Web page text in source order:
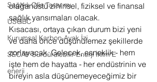
Sağlıklı Ofis Tasarımı
USGBC
Kurumsal Karbon Ayak İzi
SECAP Sürdürülebilir Enerji İklim E
enerji
olağanüstü zihinsel, fiziksel ve finansal
sağlık yansımaları olacak.
Kısacası, ortaya çıkan durum bizi yeni
ve daha önce düşünülemez şekillerde
zorlayacak. Gelecek, esneklik - hem
işte hem de hayatta - her endüstrinin ve
bireyin asla düşünemeyeceğimiz bir